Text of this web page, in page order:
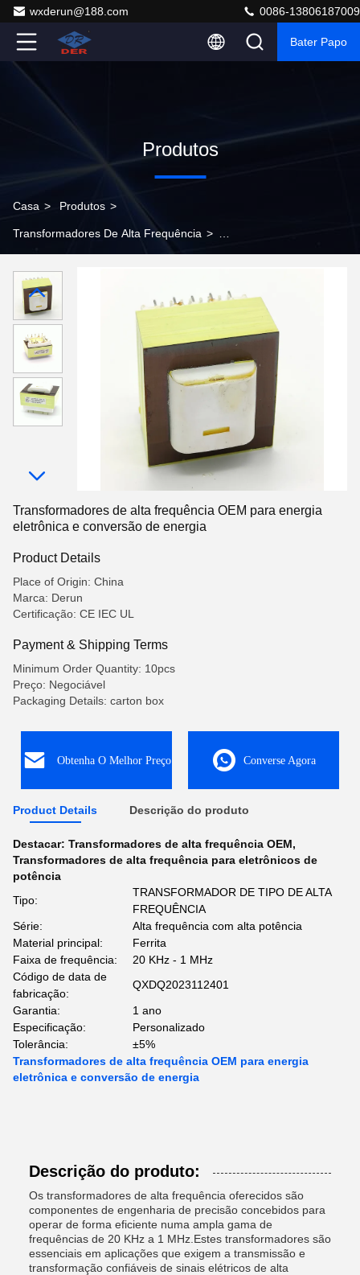
wxderun@188.com 0086-13806187009
Bater Papo
Produtos
Casa > Produtos >
Transformadores De Alta Frequência >
eletrônica e conversão de energia
Transformadores de alta frequência OEM para energia
eletrônica e conversão de energia
Product Details
Place of Origin: China
Marca: Derun
Certificação: CE IEC UL
Payment & Shipping Terms
Minimum Order Quantity: 10pcs
Preço: Negociável
Packaging Details: carton box
Obtenha O Melhor Preço Converse Agora
Product Details Descrição do produto
Destacar: Transformadores de alta frequência OEM,
Transformadores de alta frequência para eletrônicos de
potência
Tipo:
TRANSFORMADOR DE TIPO DE ALTA
FREQUÊNCIA
Série:
Alta frequência com alta potência
Material principal:
Ferrita
Faixa de frequência:
20 KHz - 1 MHz
Código de data de
fabricação:
QXDQ2023112401
Garantia:
1 ano
Especificação:
Personalizado
Tolerância:
±5%
Transformadores de alta frequência OEM para energia
eletrônica e conversão de energia
Descrição do produto:
Os transformadores de alta frequência oferecidos são
componentes de engenharia de precisão concebidos para
operar de forma eficiente numa ampla gama de
frequências de 20 KHz a 1 MHz.Estes transformadores são
essenciais em aplicações que exigem a transmissão e
transformação confiáveis de sinais elétricos de alta